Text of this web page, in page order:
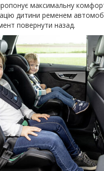
максимальну
дитини ременем
повернути назад.